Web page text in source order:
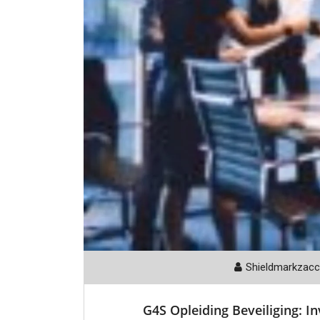
G4S Opleiding Beveiliging: